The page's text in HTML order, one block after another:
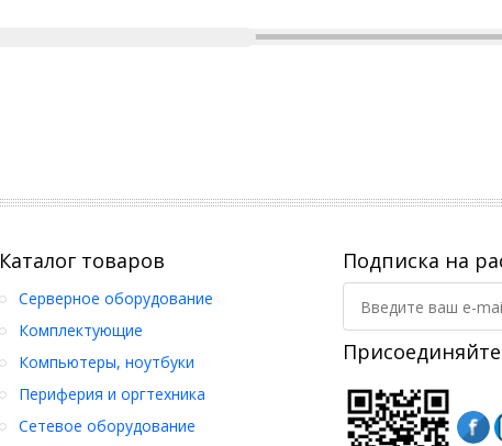
Каталог товаров
Серверное оборудование
Комплектующие
Компьютеры, ноутбуки
Периферия и оргтехника
Сетевое оборудование
Подписка на